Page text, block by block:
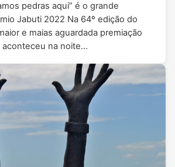
pedras aqui” é o grande
Jabuti 2022 Na 64º edição do
e maias aguardada premiação
aconteceu na noite…